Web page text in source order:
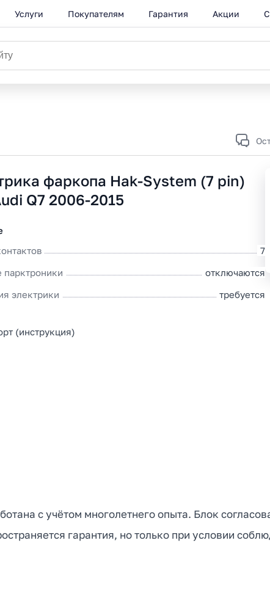
Услуги Покупателям Гарантия Акции
фаркопа Hak-System (7 pin)
Q7 2006-2015
7
парктроники
отключаются
электрики
требуется
(инструкция)
с учётом многолетнего опыта. Блок
гарантия, но только при условии